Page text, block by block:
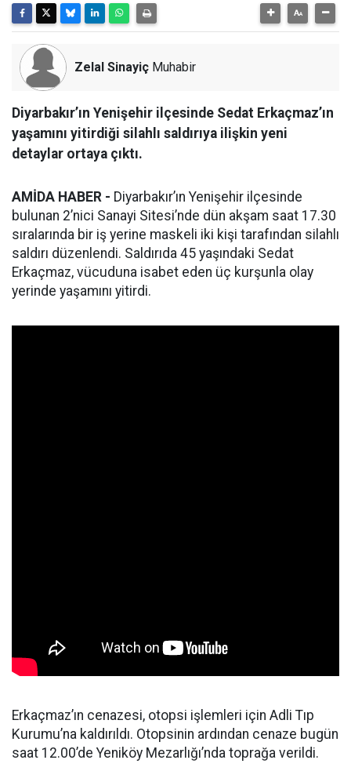
Zelal Sinayiç Muhabir
Diyarbakır’ın Yenişehir ilçesinde Sedat Erkaçmaz’ın
yaşamını yitirdiği silahlı saldırıya ilişkin yeni
detaylar ortaya çıktı.
AMİDA HABER - Diyarbakır’ın Yenişehir ilçesinde
bulunan 2’nici Sanayi Sitesi’nde dün akşam saat 17.30
sıralarında bir iş yerine maskeli iki kişi tarafından silahlı
saldırı düzenlendi. Saldırıda 45 yaşındaki Sedat
Erkaçmaz, vücuduna isabet eden üç kurşunla olay
yerinde yaşamını yitirdi.
Erkaçmaz’ın cenazesi, otopsi işlemleri için Adli Tıp
Kurumu’na kaldırıldı. Otopsinin ardından cenaze bugün
saat 12.00’de Yeniköy Mezarlığı’nda toprağa verildi.